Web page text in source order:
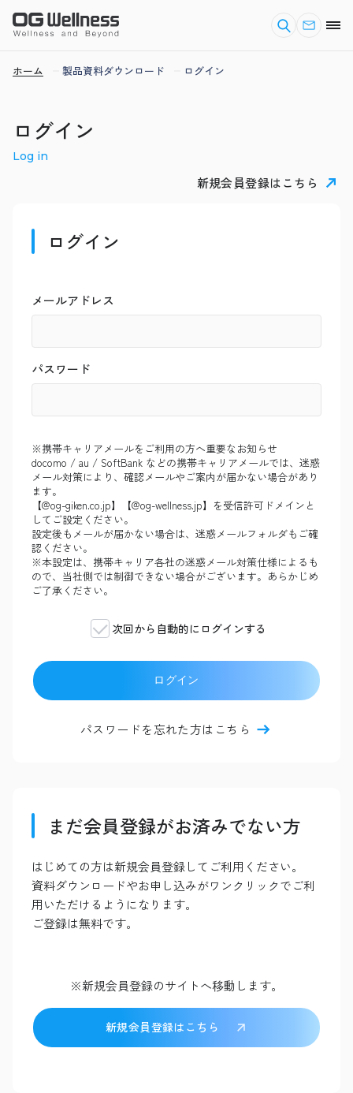
ホーム 製品資料ダウンロード ログイン
ログイン
Log in
新規会員登録はこちら
ログイン
メールアドレス
パスワード
※携帯キャリアメールをご利用の方へ重要なお知らせ
docomo / au / SoftBank などの携帯キャリアメールでは、迷惑
メール対策により、確認メールやご案内が届かない場合があり
ます。
【@og-giken.co.jp】【@og-wellness.jp】を受信許可ドメインと
してご設定ください。
設定後もメールが届かない場合は、迷惑メールフォルダもご確
認ください。
※本設定は、携帯キャリア各社の迷惑メール対策仕様によるも
ので、当社側では制御できない場合がございます。あらかじめ
ご了承ください。
次回から自動的にログインする
ログイン
パスワードを忘れた方はこちら
まだ会員登録がお済みでない方
はじめての方は新規会員登録してご利用ください。
資料ダウンロードやお申し込みがワンクリックでご利
用いただけるようになります。
ご登録は無料です。
※新規会員登録のサイトへ移動します。
新規会員登録はこちら